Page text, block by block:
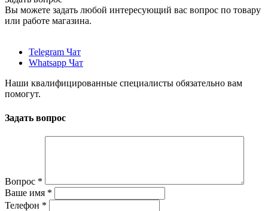
Вы можете задать любой интересующий вас вопрос по товару
или работе магазина.
Telegram Чат
Whatsapp Чат
Наши квалифицированные специалисты обязательно вам
помогут.
Задать вопрос
Вопрос *
Ваше имя *
Телефон *